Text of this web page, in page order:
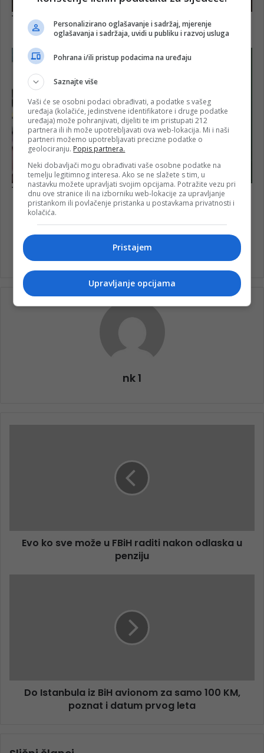
FK Igman FK Slavija
nk 1
Evo ko sve može u FBiH raditi nakon odlaska u
penziju
Do Istanbula iz BiH avionom za samo 100 KM,
poznat i datum prvog leta
Personalizirano oglašavanje i sadržaj, mjerenje
oglašavanja i sadržaja, uvidi u publiku i razvoj usluga
Pohrana i/ili pristup podacima na uređaju
Saznajte više
Vaši će se osobni podaci obrađivati, a podatke s vašeg
uređaja (kolačiće, jedinstvene identifikatore i druge podatke
uređaja) može pohranjivati, dijeliti te im pristupati 212
partnera ili ih može upotrebljavati ova web-lokacija. Mi i naši
partneri možemo upotrebljavati precizne podatke o
geolociranju. Popis partnera.
Neki dobavljači mogu obrađivati vaše osobne podatke na
temelju legitimnog interesa. Ako se ne slažete s tim, u
nastavku možete upravljati svojim opcijama. Potražite vezu pri
dnu ove stranice ili na izborniku web-lokacije za upravljanje
pristankom ili povlačenje pristanka u postavkama privatnosti i
kolačića.
Pristajem
Upravljanje opcijama